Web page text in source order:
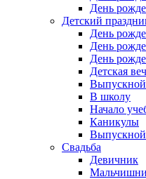
День
Детский
День
День
День
Детская
Выпускной
В школу
Начало
Каникулы
Свадьба
Девичник